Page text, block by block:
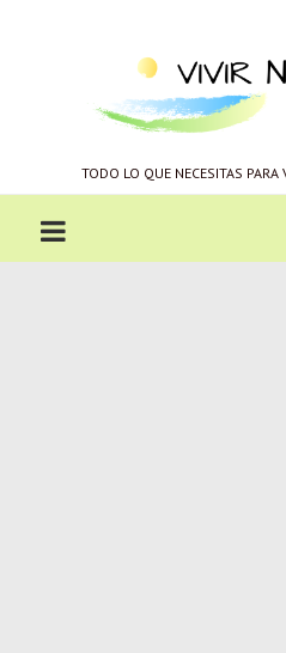
TODO LO QUE NECESITAS PARA